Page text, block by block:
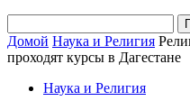
Домой Наука и Религия
проходят курсы в Дагестане
Наука и Религия